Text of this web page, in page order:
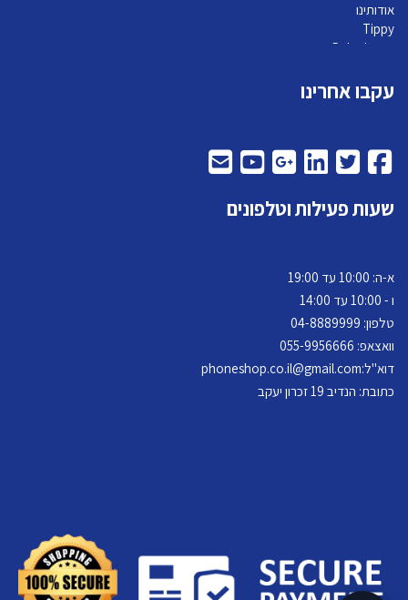
אודותינו
Tippy
Pelephone
עקבו אחרינו
שעות פעילות וטלפונים
א-ה: 10:00 עד 19:00
ו - 10:00 עד 14:00
טלפון: 04- 8889999
וואצאפ: 055-9956666
דוא"ל:phoneshop.co.il@gmail.com
כתובת: הנדיב 19 זכרון יעקב